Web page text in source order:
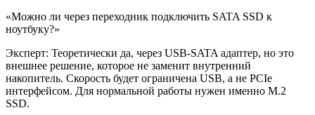
«Можно ли через переходник подключить SATA SSD к
ноутбуку?»
Эксперт: Теоретически да, через USB-SATA адаптер, но это
внешнее решение, которое не заменит внутренний
накопитель. Скорость будет ограничена USB, а не PCIe
интерфейсом. Для нормальной работы нужен именно M.2
SSD.